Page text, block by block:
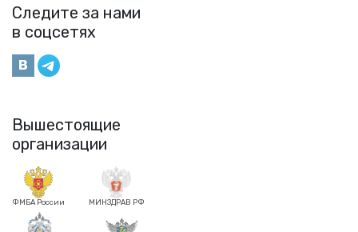
Следите за нами
в соцсетях
Вышестоящие
организации
ФМБА России МИНЗДРАВ РФ